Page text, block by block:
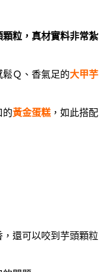
粒，真材實料非常紮
Ｑ、香氣足的大甲芋
的黃金蛋糕 ，如此搭配
還可以咬到芋頭顆粒